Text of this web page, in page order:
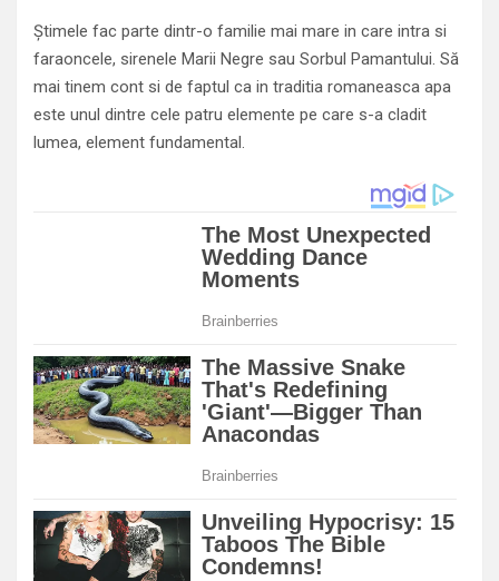
Știmele fac parte dintr-o familie mai mare in care intra si
faraoncele, sirenele Marii Negre sau Sorbul Pamantului. Să
mai tinem cont si de faptul ca in traditia romaneasca apa
este unul dintre cele patru elemente pe care s-a cladit
lumea, element fundamental.